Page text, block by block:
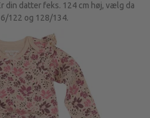
din datter feks. 124 cm høj, vælg da
122 og 128/134.